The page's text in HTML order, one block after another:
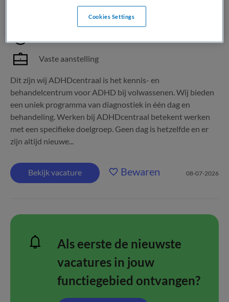
Vaste aanstelling
Dit zijn wij ADHDcentraal is het kennis- en
behandelcentrum voor ADHD bij volwassenen. Wij bieden
een uniek programma van diagnostiek in één dag en
behandeling. Werken bij ADHDcentraal betekent werken
met een specifieke doelgroep. Geen dag is hetzelfde en er
zijn altijd nieuwe...
Bekijk vacature Bewaren 08-07-2026
Als eerste de nieuwste
vacatures in jouw
functiegebied ontvangen?
Cookies Settings